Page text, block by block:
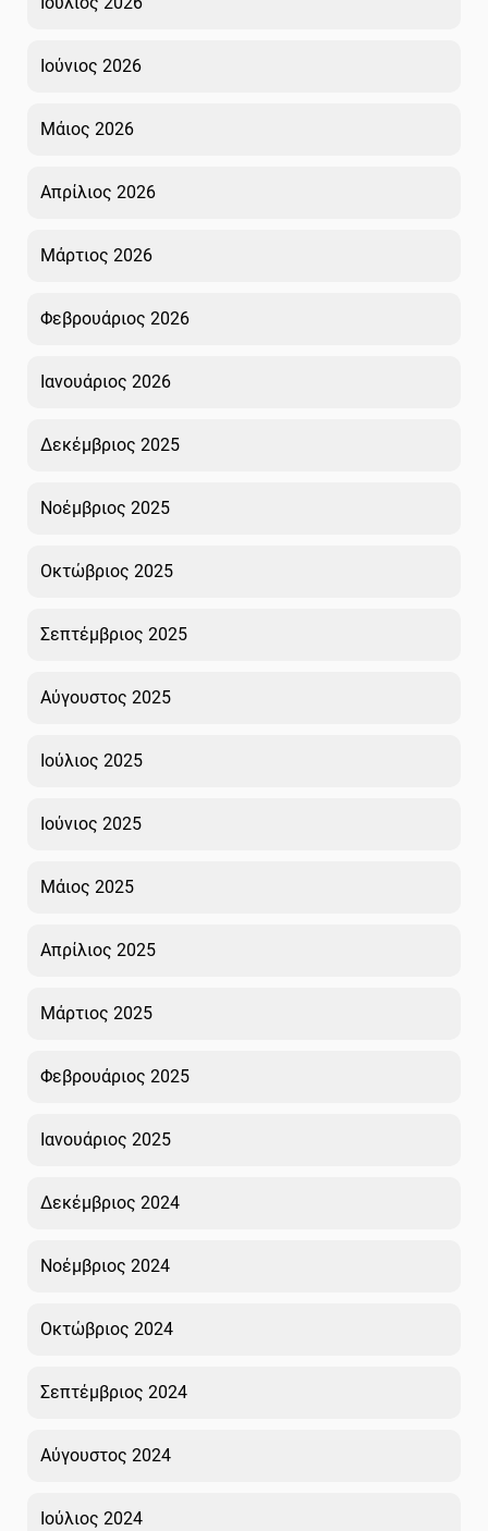
Ιούνιος 2026
Μάιος 2026
Απρίλιος 2026
Μάρτιος 2026
Φεβρουάριος 2026
Ιανουάριος 2026
Δεκέμβριος 2025
Νοέμβριος 2025
Οκτώβριος 2025
Σεπτέμβριος 2025
Αύγουστος 2025
Ιούλιος 2025
Ιούνιος 2025
Μάιος 2025
Απρίλιος 2025
Μάρτιος 2025
Φεβρουάριος 2025
Ιανουάριος 2025
Δεκέμβριος 2024
Νοέμβριος 2024
Οκτώβριος 2024
Σεπτέμβριος 2024
Αύγουστος 2024
Ιούλιος 2024